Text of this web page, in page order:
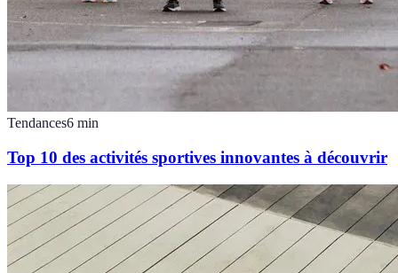
Tendances6 min
Top 10 des activités sportives innovantes à découvrir